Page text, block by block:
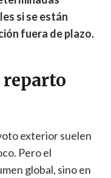
si se están
fuera de plazo.
reparto
exterior suelen
Pero el
global, sino en